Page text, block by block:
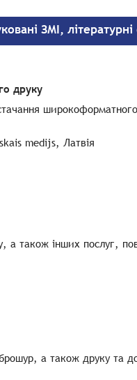
ЗМІ,
друку
medijs, Латвія
а також інших послуг,
а також друку та